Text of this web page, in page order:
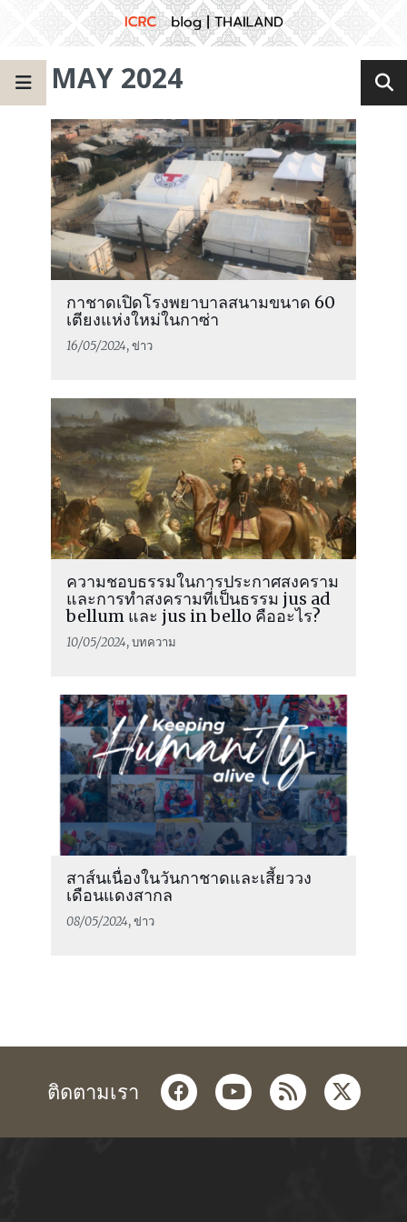
MAY 2024
กาชาดเปิดโรงพยาบาลสนามขนาด 60
เตียงแห่งใหม่ในกาซ่า
16/05/2024, ข่าว
ความชอบธรรมในการประกาศสงคราม
และการทำสงครามที่เป็นธรรม jus ad
bellum และ jus in bello คืออะไร?
10/05/2024, บทความ
สาส์นเนื่องในวันกาชาดและเสี้ยววง
เดือนแดงสากล
08/05/2024, ข่าว
ติดตามเรา facebookyoutube
rss twitter